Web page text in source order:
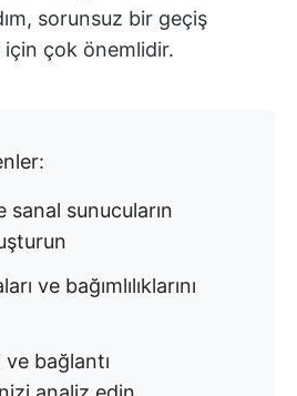
sorunsuz bir geçiş
çok önemlidir.
sanal sunucuların
ve bağımlılıklarını
bağlantı